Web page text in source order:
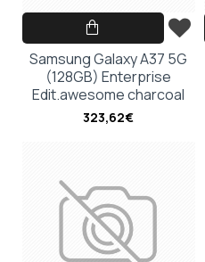
Samsung Galaxy A37 5G
(128GB) Enterprise
Edit.awesome charcoal
323,62€